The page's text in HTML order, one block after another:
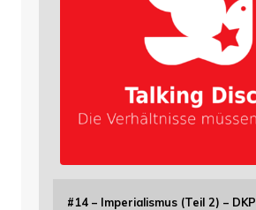
#14 – Imperialismus (Teil 2) – DKP